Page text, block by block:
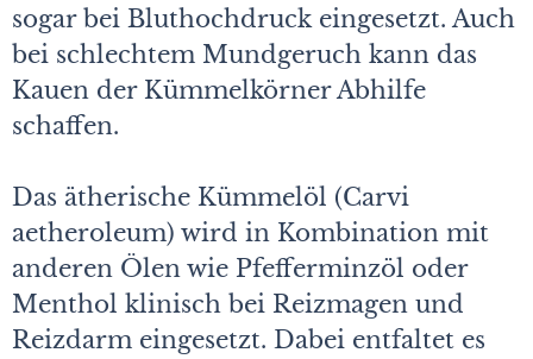
sogar bei Bluthochdruck eingesetzt. Auch
bei schlechtem Mundgeruch kann das
Kauen der Kümmelkörner Abhilfe
schaffen.
Das ätherische Kümmelöl (Carvi
aetheroleum) wird in Kombination mit
anderen Ölen wie Pfefferminzöl oder
Menthol klinisch bei Reizmagen und
Reizdarm eingesetzt. Dabei entfaltet es